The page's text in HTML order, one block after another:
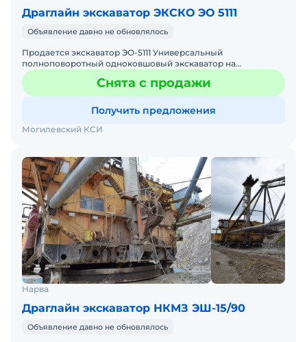
Драглайн экскаватор ЭКСКО ЭО 5111
Объявление давно не обновлялось
Продается экскаватор ЭО-5111 Универсальный
полноповоротный одноковшовый экскаватор на
гусеничном ходу предназначен для выполнения земляных
работ в грунтах I - IСнята с продажи
Получить предложения
Могилевский КСИ
Нарва
Драглайн экскаватор НКМЗ ЭШ-15/90
Объявление давно не обновлялось